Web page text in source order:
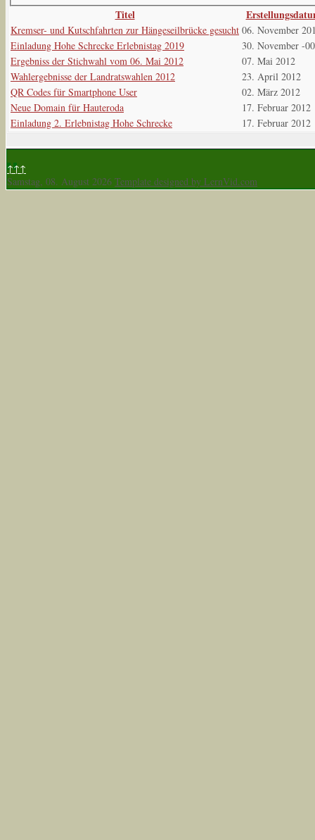
Titel
Kremser- und Kutschfahrten zur Hängeseilbrücke gesucht 06. November
Einladung Hohe Schrecke Erlebnistag 2019
30. November -
Ergebniss der Stichwahl vom 06. Mai 2012
07. Mai 2012
Wahlergebnisse der Landratswahlen 2012
23. April 2012
QR Codes für Smartphone User
02. März 2012
Neue Domain für Hauteroda
17. Februar 2012
Einladung 2. Erlebnistag Hohe Schrecke
17. Februar 2012
↑↑↑
Samstag, 08. August 2026 Template designed by LernVid.com